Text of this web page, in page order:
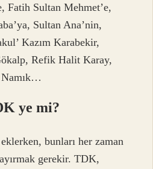
Fatih Sultan Mehmet’e,
Sultan Ana’nin,
Kazım Karabekir,
Refik Halit Karay,
ye mi?
bunları her zaman
gerekir. TDK,